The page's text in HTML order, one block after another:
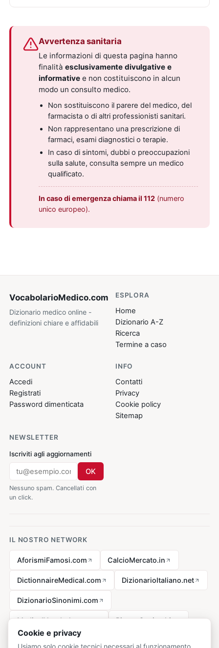
Avvertenza sanitaria
Le informazioni di questa pagina hanno
finalitàesclusivamente divulgative e
informative e non costituiscono in alcun
modo un consulto medico.
Non sostituiscono il parere del medico, del
farmacista o di altri professionisti sanitari.
Non rappresentano una prescrizione di
farmaci, esami diagnostici o terapie.
In caso di sintomi, dubbi o preoccupazioni
sulla salute, consulta sempre un medico
qualificato.
In caso di emergenza chiama il 112 (numero
unico europeo).
VocabolarioMedico.com
Dizionario medico online -
definizioni chiare e affidabili
ESPLORA
Home
Dizionario A-Z
Ricerca
Termine a caso
ACCOUNT
Accedi
Registrati
Password dimenticata
INFO
Contatti
Privacy
Cookie policy
Sitemap
NEWSLETTER
Iscriviti agli aggiornamenti
OK
Nessuno spam. Cancellati con
un click.
IL NOSTRO NETWORK
AforismiFamosi.com CalcioMercato.in
DictionnaireMedical.com DizionarioItaliano.net
DizionarioSinonimi.com
MedicalVocabulary.org RicetteCucina.biz
Cookie e privacy
Usiamo solo cookie tecnici necessari al funzionamento